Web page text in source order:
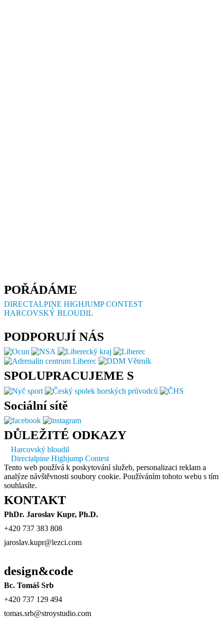
POŘÁDÁME
DIRECTALPINE HIGHJUMP CONTEST
HARCOVSKÝ BLOUDIL
PODPORUJÍ NÁS
SPOLUPRACUJEME S
Sociální sítě
DŮLEŽITÉ ODKAZY
Harcovský bloudil
Directalpine Highjump Contest
Tento web používá k poskytování služeb, personalizaci reklam a
analýze návštěvnosti soubory cookie. Používáním tohoto webu s tím
souhlasíte.
KONTAKT
PhDr. Jaroslav Kupr, Ph.D.
+420 737 383 808
jaroslav.kupr@lezci.com
design&code
Bc. Tomáš Srb
+420 737 129 494
tomas.srb@stroystudio.com